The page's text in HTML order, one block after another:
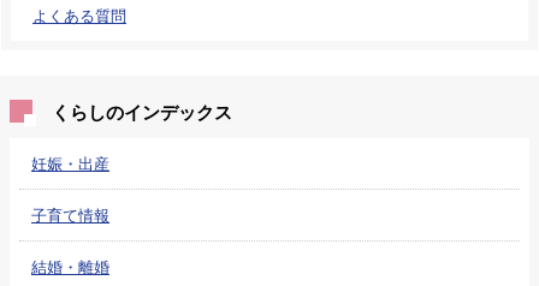
よくある質問
くらしのインデックス
妊娠・出産
子育て情報
結婚・離婚